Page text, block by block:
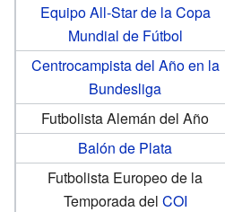
Equipo All-Star de la Copa
Mundial de Fútbol
Centrocampista del Año en la
Bundesliga
Futbolista Alemán del Año
Balón de Plata
Futbolista Europeo de la
Temporada del COI